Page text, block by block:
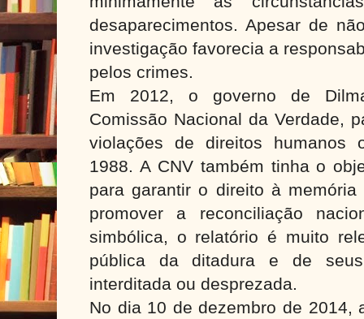
desaparecimentos. Apesar de
investigação favorecia a
pelos crimes.
Em 2012, o governo de
Comissão Nacional da Verdade,
violações de direitos humanos
1988. A CNV também tinha o
para garantir o direito à
promover a reconciliação
simbólica, o relatório é muito
pública da ditadura e de
interditada ou desprezada.
No dia 10 de dezembro de 2014,